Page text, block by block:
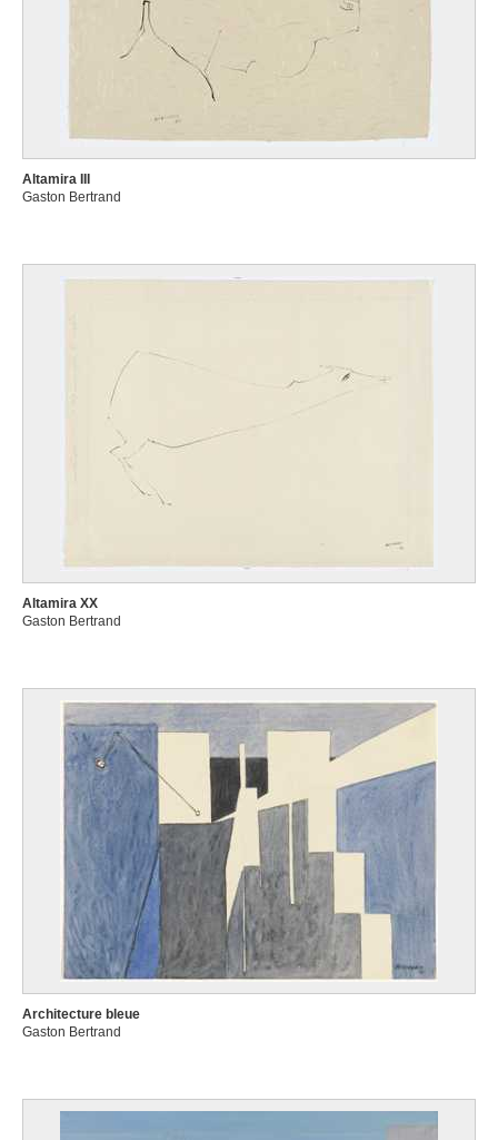
Altamira III
Gaston Bertrand
Altamira XX
Gaston Bertrand
Architecture bleue
Gaston Bertrand